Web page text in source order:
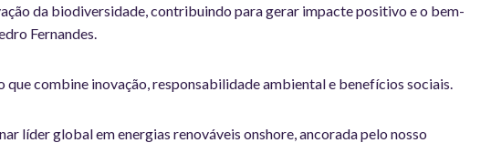
da biodiversidade, contribuindo para gerar impacte positivo e o bem-
Fernandes.
combine inovação, responsabilidade ambiental e benefícios sociais.
líder global em energias renováveis onshore, ancorada pelo nosso